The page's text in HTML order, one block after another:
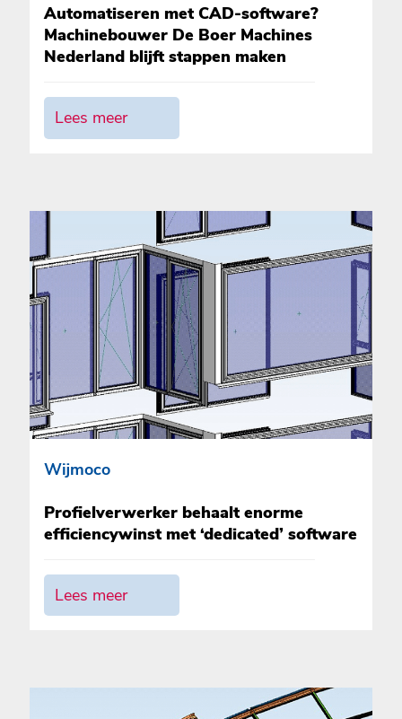
Automatiseren met CAD-software?
Machinebouwer De Boer Machines
Nederland blijft stappen maken
Lees meer
Wijmoco
Profielverwerker behaalt enorme
efficiencywinst met ‘dedicated’ software
Lees meer